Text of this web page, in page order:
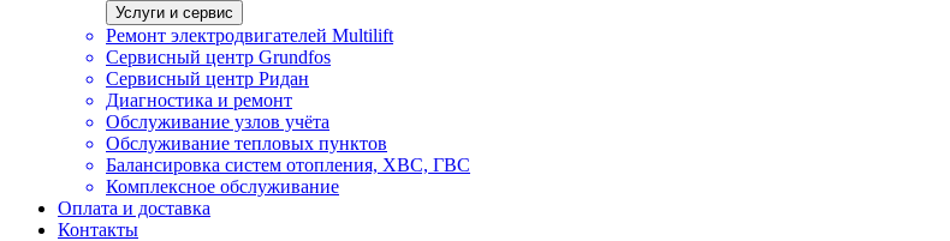
Услуги и сервис
Ремонт электродвигателей Multilift
Сервисный центр Grundfos
Сервисный центр Ридан
Диагностика и ремонт
Обслуживание узлов учёта
Обслуживание тепловых пунктов
Балансировка систем отопления, ХВС, ГВС
Комплексное обслуживание
Оплата и доставка
Контакты